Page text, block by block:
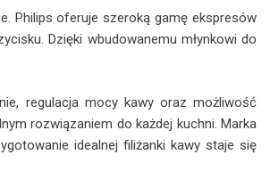
Philips oferuje szeroką gamę ekspresów
Dzięki wbudowanemu młynkowi do
regulacja mocy kawy oraz możliwość
rozwiązaniem do każdej kuchni. Marka
idealnej filiżanki kawy staje się